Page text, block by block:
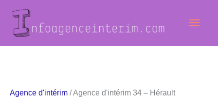
contenu
Agence d'intérim / Agence d'intérim 34 – Hérault